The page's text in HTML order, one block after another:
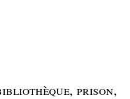
prison,